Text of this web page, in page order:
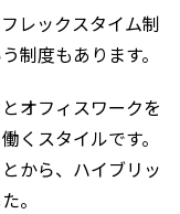
レックスタイム制
制度もあります。
オフィスワークを
くスタイルです。
から、ハイブリッ
。